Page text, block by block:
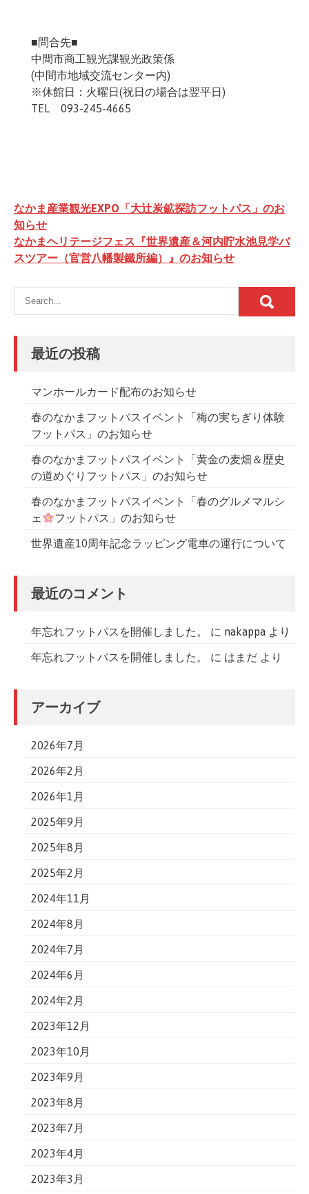
■問合先■
中間市商工観光課観光政策係
(中間市地域交流センター内)
※休館日：火曜日(祝日の場合は翌平日)
TEL 093-245-4665
投
稿
ナ
ゲ
ー
シ
ョ
ン
なかま産業観光EXPO「大辻炭鉱探訪フットパス」のお
知らせ
なかまヘリテージフェス『世界遺産＆河内貯水池見学バ
スツアー（官営八幡製鐵所編）』のお知らせ
最近の投稿
マンホールカード配布のお知らせ
春のなかまフットパスイベント「梅の実ちぎり体験
フットパス」のお知らせ
春のなかまフットパスイベント「黄金の麦畑＆歴史
の道めぐりフットパス」のお知らせ
春のなかまフットパスイベント「春のグルメマルシ
ェ
フットパス」のお知らせ
世界遺産10周年記念ラッピング電車の運行について
最近のコメント
年忘れフットパスを開催しました。 に nakappa より
年忘れフットパスを開催しました。 に はまだ より
アーカイブ
2026年7月
2026年2月
2026年1月
2025年9月
2025年8月
2025年2月
2024年11月
2024年8月
2024年7月
2024年6月
2024年2月
2023年12月
2023年10月
2023年9月
2023年8月
2023年7月
2023年4月
2023年3月